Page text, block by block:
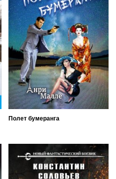
Полет бумеранга